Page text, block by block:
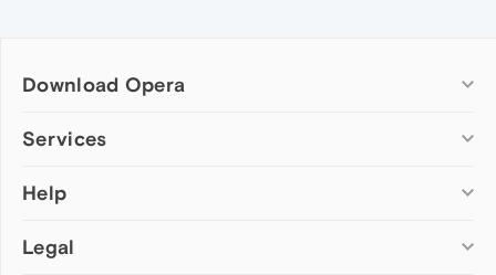
Download Opera
Computer browsers
Opera for Mac
Opera beta version
Services
Add-ons
Wallpapers
Help
Help & support
Legal